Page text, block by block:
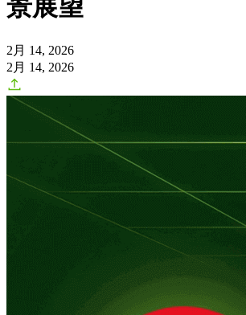
景展望
2月 14, 2026
2月 14, 2026